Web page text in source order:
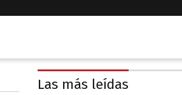
Las más leídas